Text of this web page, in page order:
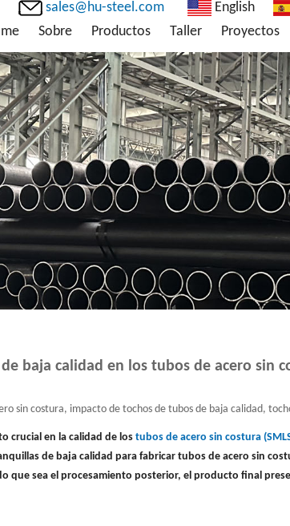
sales@hu-steel.com English
Sobre Productos Taller Proyectos
baja calidad en los tubos de acero sin
sin costura, impacto de tochos de tubos de baja calidad,
crucial en la calidad de los tubos de acero sin costura
de baja calidad para fabricar tubos de acero sin
que sea el procesamiento posterior, el producto final